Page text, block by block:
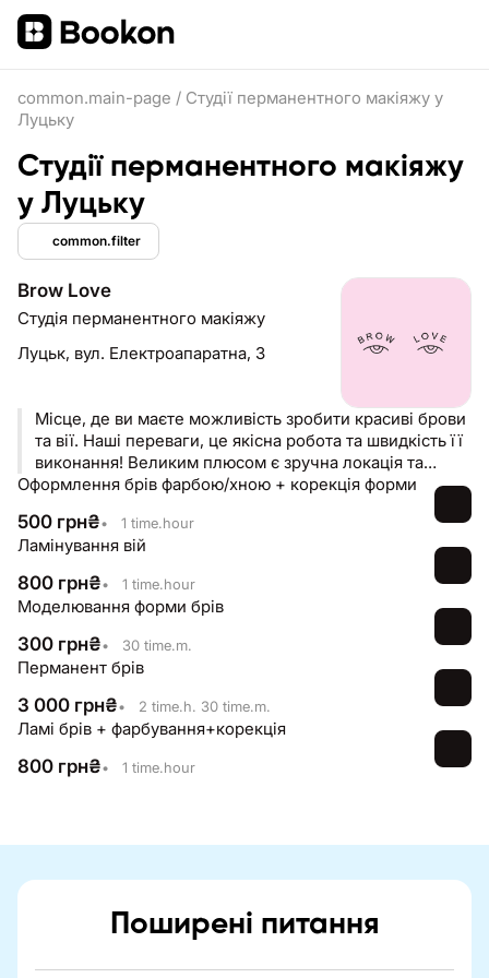
common.main-page / Студії перманентного макіяжу у
Луцьку
Студії перманентного макіяжу
у Луцьку
common.filter
Brow Love
Студія перманентного макіяжу
Луцьк, вул. Електроапаратна, 3
Місце, де ви маєте можливість зробити красиві брови
та вії. Наші переваги, це якісна робота та швидкість її
виконання! Великим плюсом є зручна локація та
приємна атмосфера! ❤️
Оформлення брів фарбою/хною + корекція форми
500 грн₴• 1 time.hour
Ламінування вій
800 грн₴• 1 time.hour
Моделювання форми брів
300 грн₴• 30 time.m.
Перманент брів
3 000 грн₴• 2 time.h. 30 time.m.
Ламі брів + фарбування+корекція
800 грн₴• 1 time.hour
Поширені питання